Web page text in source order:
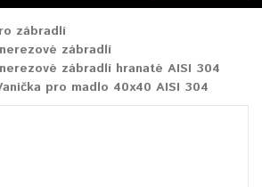
zábradlí
zábradlí
zábradlí hranaté AISI 304
pro madlo 40x40 AISI 304